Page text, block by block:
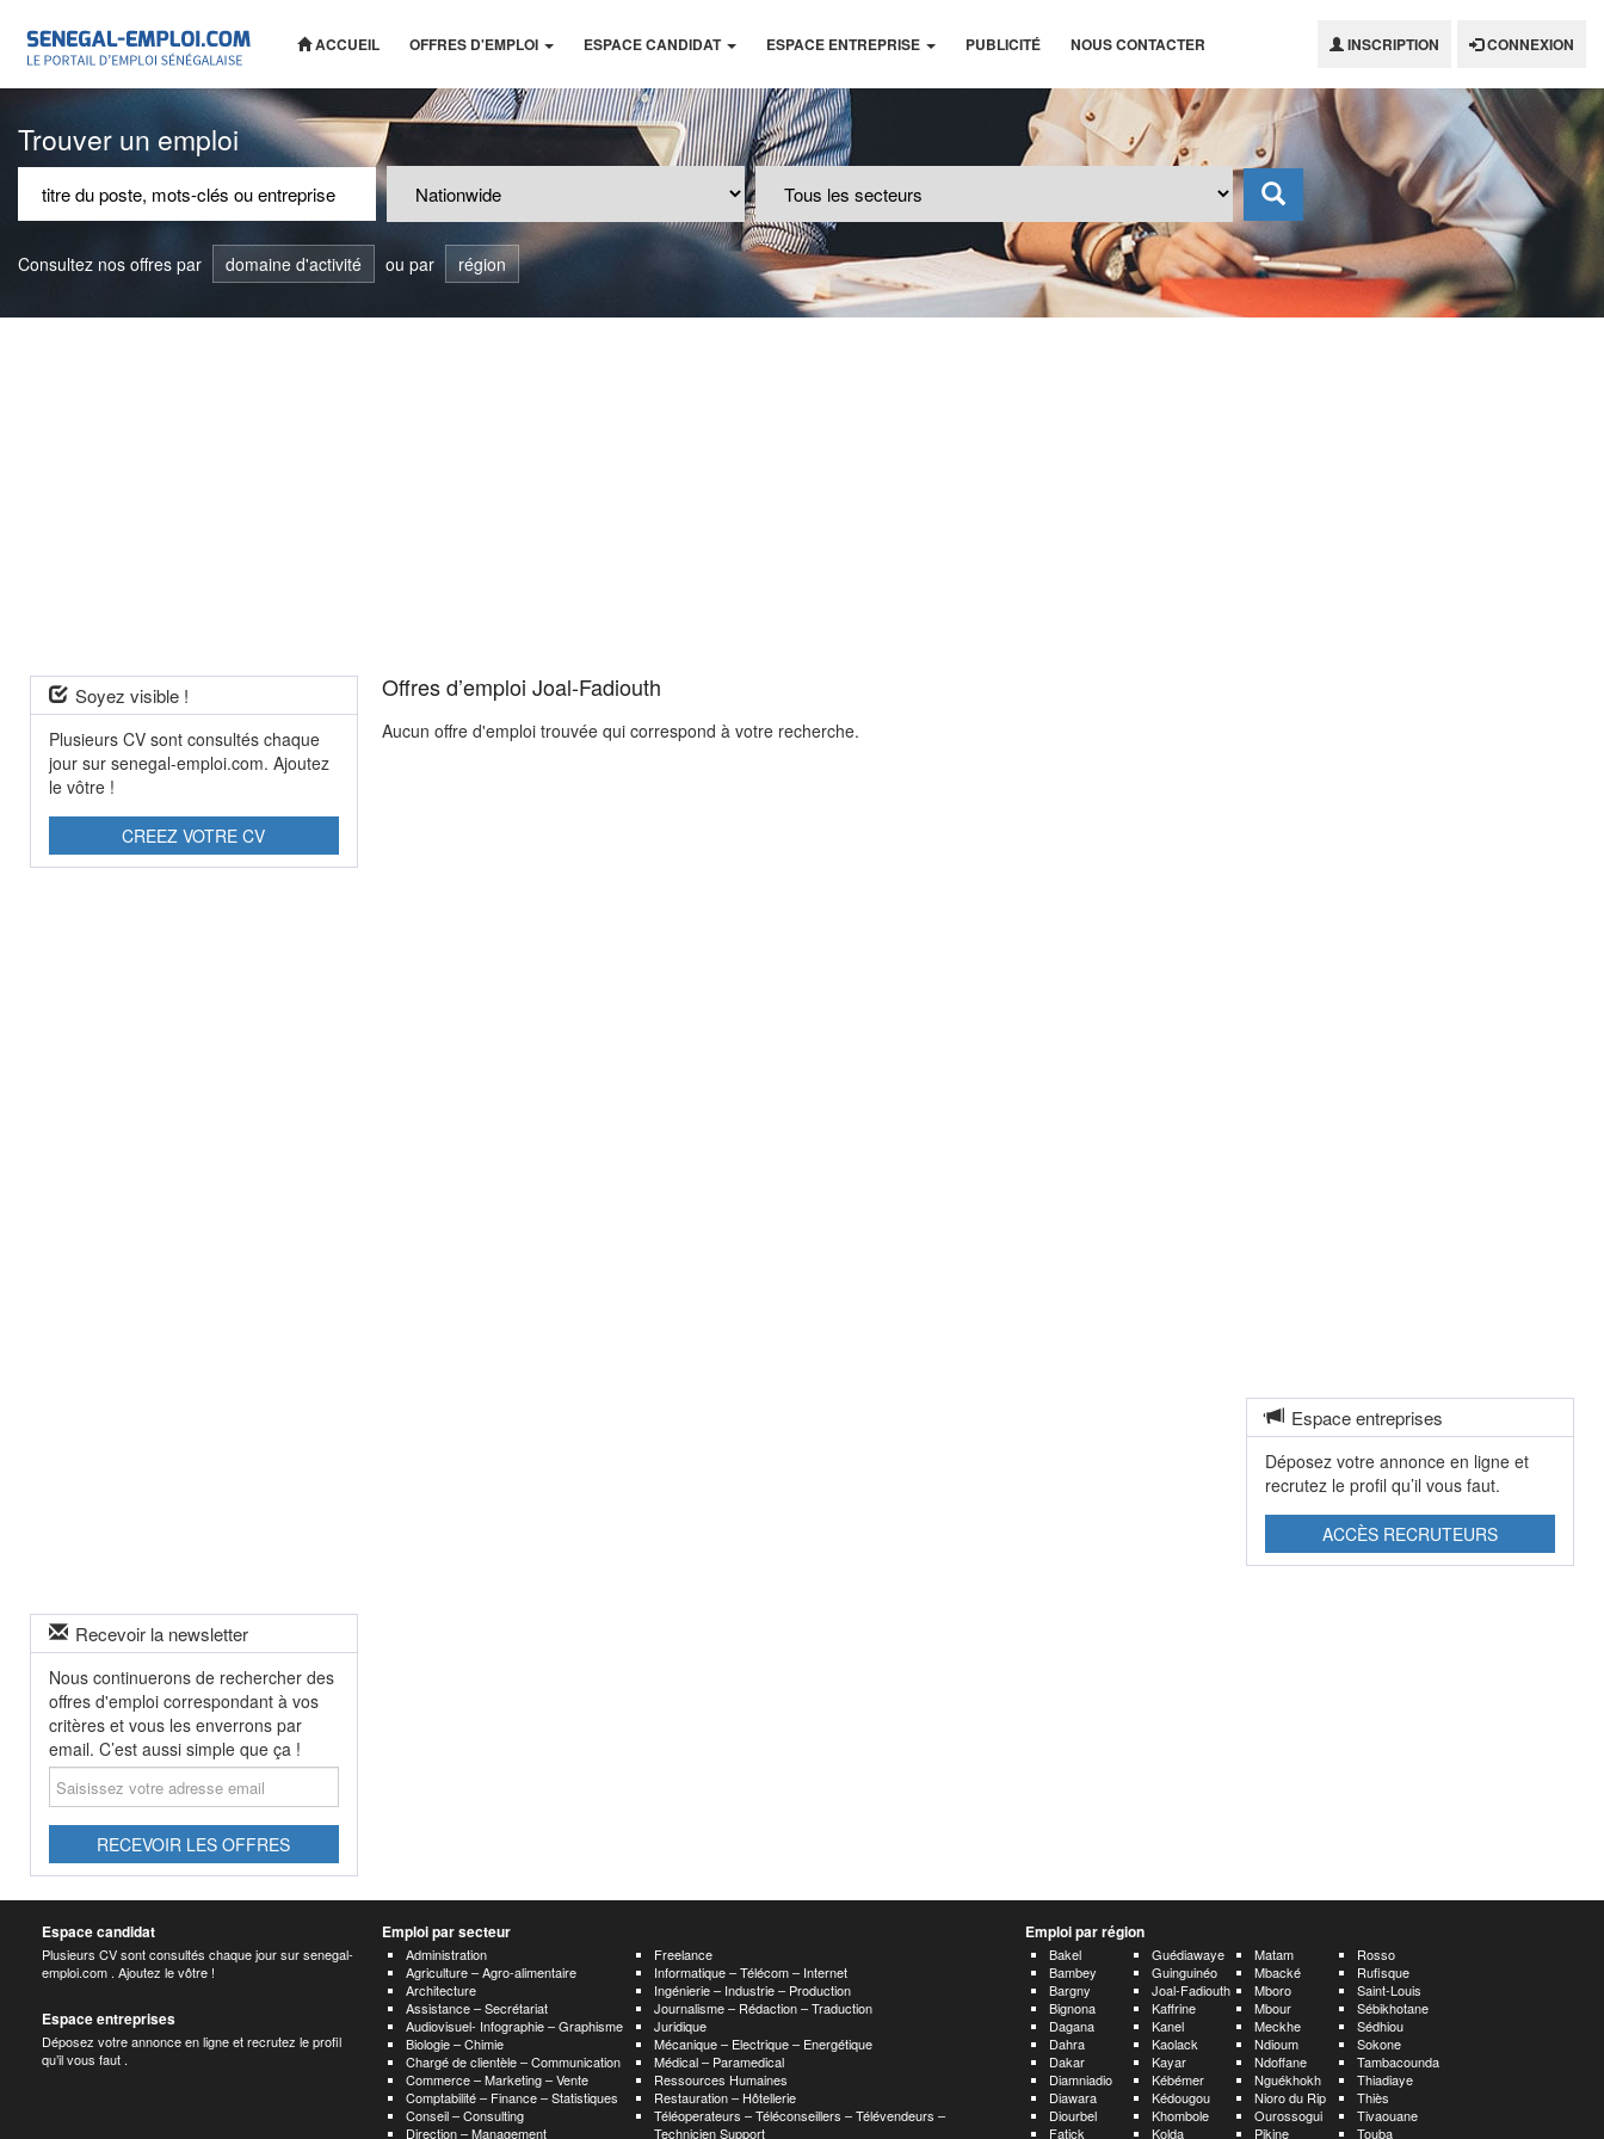
ACCUEIL OFFRES D'EMPLOI ESPACE CANDIDAT ESPACE ENTREPRISE PUBLICITÉ NOUS CONTACTER INSCRIPTION CONNEXION
Trouver un emploi
Consultez nos offres par domaine d'activité ou par région
Soyez visible !
Plusieurs CV sont consultés chaque
jour sur senegal-emploi.com. Ajoutez
le vôtre !
CREEZ VOTRE CV
Recevoir la newsletter
Nous continuerons de rechercher des
offres d'emploi correspondant à vos
critères et vous les enverrons par
email. C’est aussi simple que ça !
Saisissez
votre
adresse
RECEVOIR LES OFFRES
Offres d’emploi Joal-Fadiouth
Aucun offre d'emploi trouvée qui correspond à votre recherche.
Espace entreprises
Déposez votre annonce en ligne et
recrutez le profil qu’il vous faut.
ACCÈS RECRUTEURS
Espace candidat
Plusieurs CV sont consultés chaque jour sur senegal-
emploi.com . Ajoutez le vôtre !
Espace entreprises
Déposez votre annonce en ligne et recrutez le profil
qu’il vous faut .
Emploi par secteur
Administration
Agriculture – Agro-alimentaire
Architecture
Assistance – Secrétariat
Audiovisuel- Infographie – Graphisme
Biologie – Chimie
Chargé de clientèle – Communication
Commerce – Marketing – Vente
Comptabilité – Finance – Statistiques
Conseil – Consulting
Direction – Management
Freelance
Informatique – Télécom – Internet
Ingénierie – Industrie – Production
Journalisme – Rédaction – Traduction
Juridique
Mécanique – Electrique – Energétique
Médical – Paramedical
Ressources Humaines
Restauration – Hôtellerie
Téléoperateurs – Téléconseillers – Télévendeurs –
Technicien Support
Emploi par région
Bakel
Bambey
Bargny
Bignona
Dagana
Dahra
Dakar
Diamniadio
Diawara
Diourbel
Fatick
Guédiawaye
Guinguinéo
Joal-Fadiouth
Kaffrine
Kanel
Kaolack
Kayar
Kébémer
Kédougou
Khombole
Kolda
Matam
Mbacké
Mboro
Mbour
Meckhe
Ndioum
Ndoffane
Nguékhokh
Nioro du Rip
Ourossogui
Pikine
Rosso
Rufisque
Saint-Louis
Sébikhotane
Sédhiou
Sokone
Tambacounda
Thiadiaye
Thiès
Tivaouane
Touba